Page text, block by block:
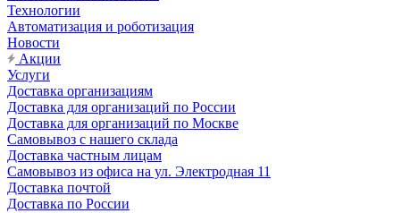
Технологии
Автоматизация и роботизация
Новости
Акции
Услуги
Доставка организациям
Доставка для организаций по России
Доставка для организаций по Москве
Самовывоз с нашего склада
Доставка частным лицам
Самовывоз из офиса на ул. Электродная 11
Доставка почтой
Доставка по России